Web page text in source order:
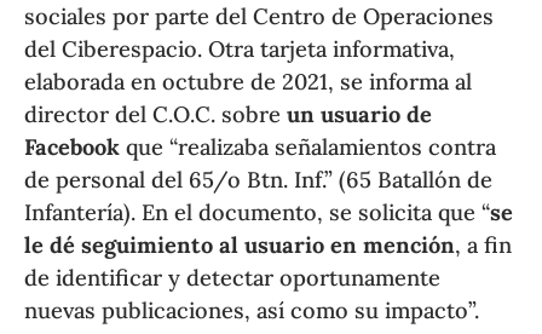
sociales por parte del Centro de Operaciones
del Ciberespacio. Otra tarjeta informativa,
elaborada en octubre de 2021, se informa al
director del C.O.C. sobreun usuario de
Facebook que “realizaba señalamientos contra
de personal del 65/o Btn. Inf.” (65 Batallón de
Infantería). En el documento, se solicita que “se
le dé seguimiento al usuario en mención, a fin
de identificar y detectar oportunamente
nuevas publicaciones, así como su impacto”.